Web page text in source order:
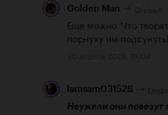
Golden Man
Еще можно 'Что
порнуху им подсунуть!
lamsam031526
Неужели они повезут